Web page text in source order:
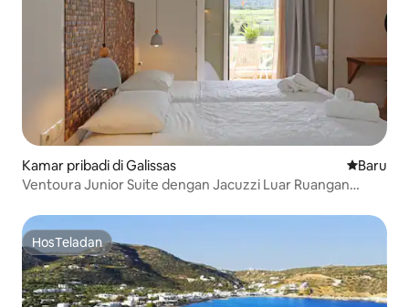
Kamar pribadi di Galissas Tempat
Baru
Ventoura Junior Suite dengan Jacuzzi Luar Ruangan
HosTeladan
HosTeladan